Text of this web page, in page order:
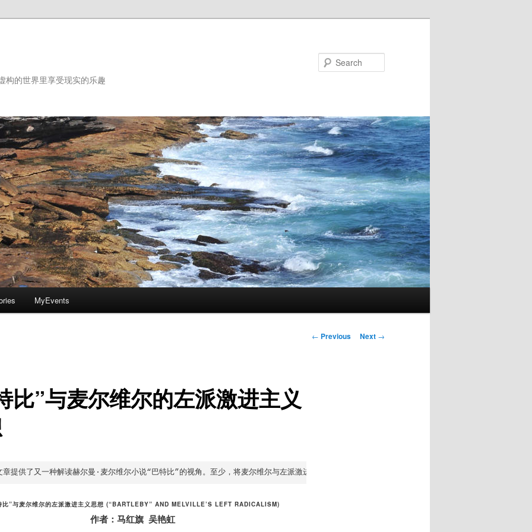
构的世界里享受现实的乐趣
MyEvents
Post
← Previous Next →
比”与麦尔维尔的左派激进主义
章提供了又一种解读赫尔曼·麦尔维尔小说“巴特比”的视角。至少，将麦尔维尔与左派激进主义思想联系在一起，这一提法是新的。期待方家指正
比”与麦尔维尔的左派激进主义思想 (“BARTLEBY” AND MELVILLE’S LEFT RADICALISM)
作者：马红旗 吴艳虹